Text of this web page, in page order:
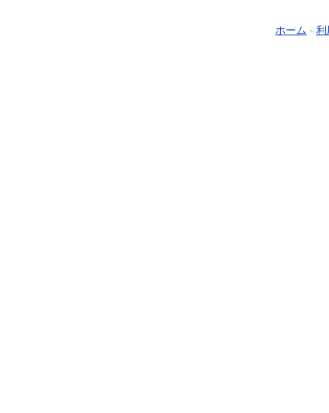
ホーム - 利